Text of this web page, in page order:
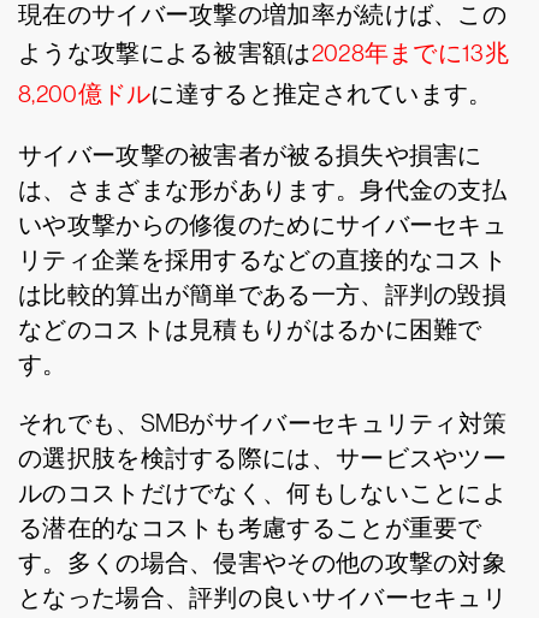
現在のサイバー攻撃の増加率が続けば、この
ような攻撃による被害額は2028年までに13兆
8,200億ドルに達すると推定されています。
サイバー攻撃の被害者が被る損失や損害に
は、さまざまな形があります。身代金の支払
いや攻撃からの修復のためにサイバーセキュ
リティ企業を採用するなどの直接的なコスト
は比較的算出が簡単である一方、評判の毀損
などのコストは見積もりがはるかに困難で
す。
それでも、SMBがサイバーセキュリティ対策
の選択肢を検討する際には、サービスやツー
ルのコストだけでなく、何もしないことによ
る潜在的なコストも考慮することが重要で
す。多くの場合、侵害やその他の攻撃の対象
となった場合、評判の良いサイバーセキュリ